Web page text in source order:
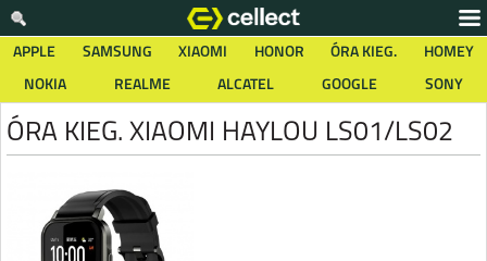
APPLE SAMSUNG XIAOMI HONOR ÓRA KIEG.
HOMEY
NOKIA
REALME ALCATEL GOOGLE SONY
ÓRA KIEG. XIAOMI HAYLOU LS01/LS02